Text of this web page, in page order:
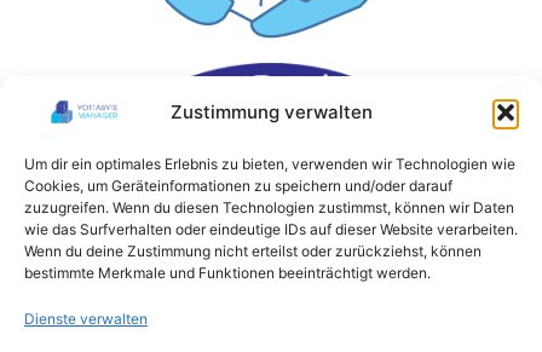
Zustimmung verwalten
Um dir ein optimales Erlebnis zu bieten, verwenden wir Technologien wie
Cookies, um Geräteinformationen zu speichern und/oder darauf
zuzugreifen. Wenn du diesen Technologien zustimmst, können wir Daten
wie das Surfverhalten oder eindeutige IDs auf dieser Website verarbeiten.
Wenn du deine Zustimmung nicht erteilst oder zurückziehst, können
bestimmte Merkmale und Funktionen beeinträchtigt werden.
Dienste verwalten